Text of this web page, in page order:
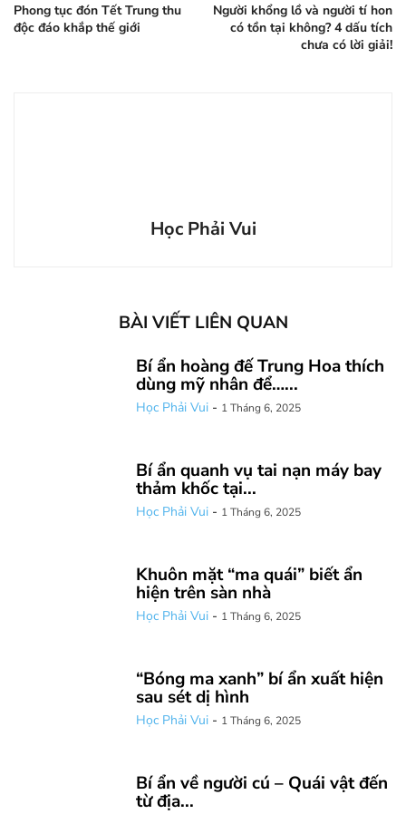
Phong tục đón Tết Trung thu
độc đáo khắp thế giới
Người khổng lồ và người tí hon
có tồn tại không? 4 dấu tích
chưa có lời giải!
Học Phải Vui
BÀI VIẾT LIÊN QUAN
Bí ẩn hoàng đế Trung Hoa thích
dùng mỹ nhân để…...
Học Phải Vui - 1 Tháng 6, 2025
Bí ẩn quanh vụ tai nạn máy bay
thảm khốc tại...
Học Phải Vui - 1 Tháng 6, 2025
Khuôn mặt “ma quái” biết ẩn
hiện trên sàn nhà
Học Phải Vui - 1 Tháng 6, 2025
“Bóng ma xanh” bí ẩn xuất hiện
sau sét dị hình
Học Phải Vui - 1 Tháng 6, 2025
Bí ẩn về người cú – Quái vật đến
từ địa...